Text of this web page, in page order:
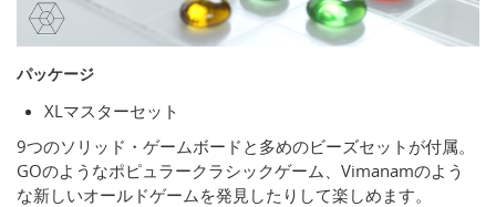
パッケージ
XLマスターセット
9つのソリッド・ゲームボードと多めのビーズセットが付属。
GOのようなポピュラークラシックゲーム、Vimanamのよう
な新しいオールドゲームを発見したりして楽しめます。